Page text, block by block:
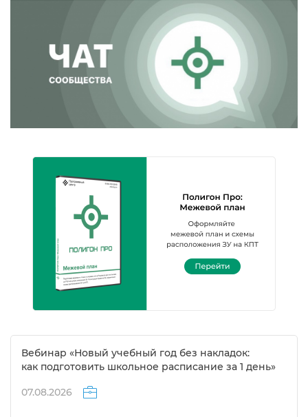
ебинар «Новый учебный год без накладок:
как подготовить школьное расписание за 1 день»
07.08.2026